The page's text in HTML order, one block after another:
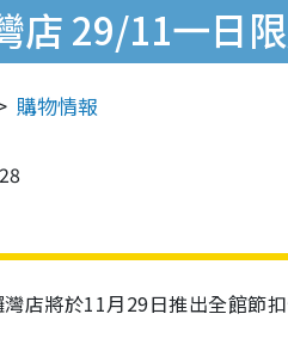
店 29/11一日
購物情報
店將於11月29日推出全館節